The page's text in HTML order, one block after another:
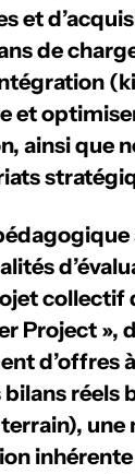
et
de
et
ainsi que
collectif
Project »,
d’offres
réels